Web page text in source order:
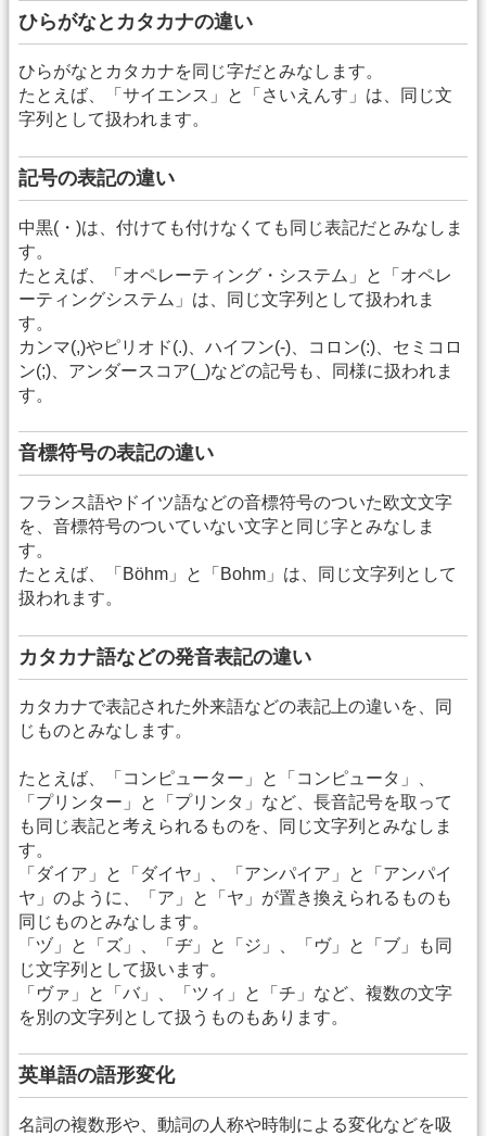
ひらがなとカタカナの違い
ひらがなとカタカナを同じ字だとみなします。
たとえば、「サイエンス」と「さいえんす」は、同じ文
字列として扱われます。
記号の表記の違い
中黒(・)は、付けても付けなくても同じ表記だとみなしま
す。
たとえば、「オペレーティング・システム」と「オペレ
ーティングシステム」は、同じ文字列として扱われま
す。
カンマ(,)やピリオド(.)、ハイフン(-)、コロン(:)、セミコロ
ン(;)、アンダースコア(_)などの記号も、同様に扱われま
す。
音標符号の表記の違い
フランス語やドイツ語などの音標符号のついた欧文文字
を、音標符号のついていない文字と同じ字とみなしま
す。
たとえば、「Böhm」と「Bohm」は、同じ文字列として
扱われます。
カタカナ語などの発音表記の違い
カタカナで表記された外来語などの表記上の違いを、同
じものとみなします。
たとえば、「コンピューター」と「コンピュータ」、
「プリンター」と「プリンタ」など、長音記号を取って
も同じ表記と考えられるものを、同じ文字列とみなしま
す。
「ダイア」と「ダイヤ」、「アンパイア」と「アンパイ
ヤ」のように、「ア」と「ヤ」が置き換えられるものも
同じものとみなします。
「ヅ」と「ズ」、「ヂ」と「ジ」、「ヴ」と「ブ」も同
じ文字列として扱います。
「ヴァ」と「バ」、「ツィ」と「チ」など、複数の文字
を別の文字列として扱うものもあります。
英単語の語形変化
名詞の複数形や、動詞の人称や時制による変化などを吸